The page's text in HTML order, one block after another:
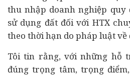
thu nhập doanh nghiệp quy
sử dụng đất đối với HTX
theo thời hạn do pháp luật về
Tôi tin rằng, với những hỗ
đúng trọng tâm, trọng